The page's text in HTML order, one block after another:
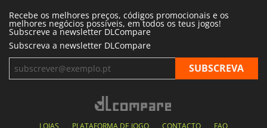
Recebe os melhores preços, códigos promocionais e os
melhores negócios possíveis, em todos os teus jogos!
Subscreve a newsletter DLCompare
Subscreva a newsletter DLCompare
LOJAS PLATAFORMA DE JOGO CONTACTO FAQ